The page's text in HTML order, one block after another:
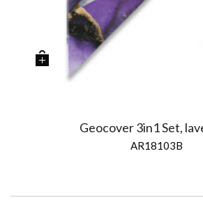
Geocover 3in1 Set,
AR18103B